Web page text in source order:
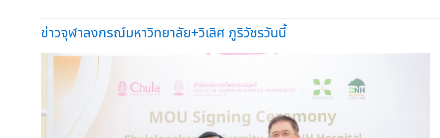
ข่าวจุฬาลงกรณ์มหาวิทยาลัย+วิเลิศ ภูริวัชรวันนี้